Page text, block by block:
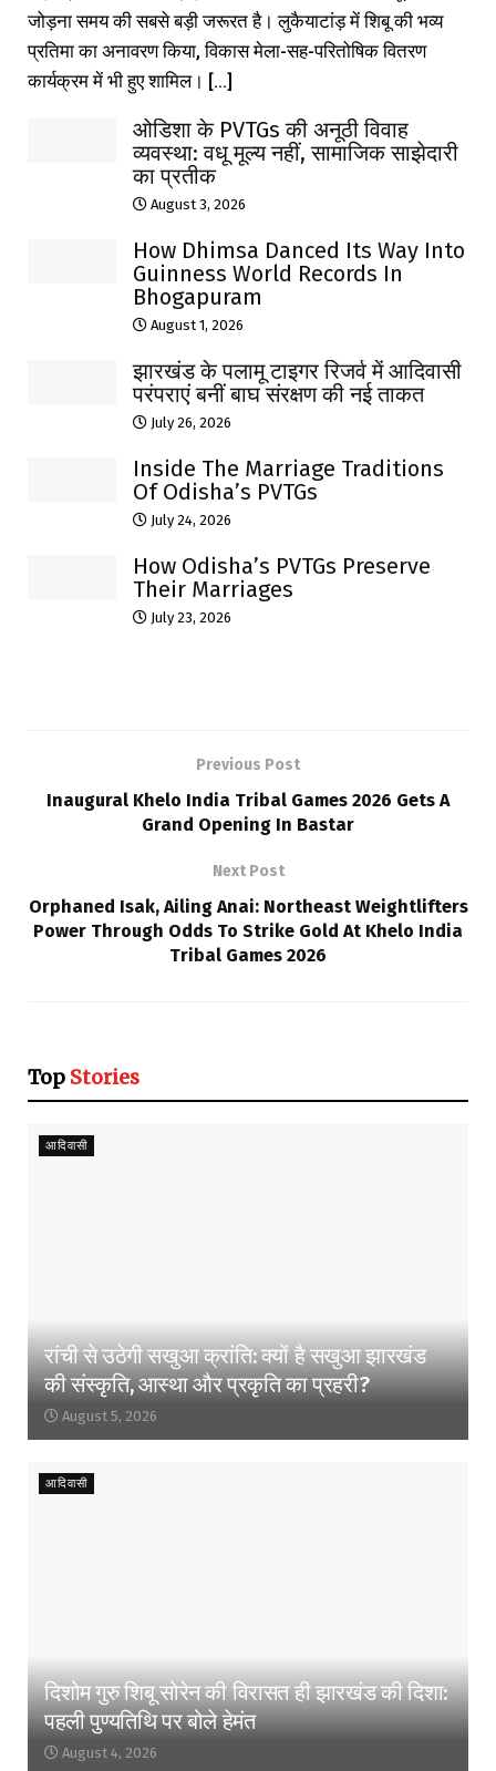
जोड़ना समय की सबसे बड़ी जरूरत है। लुकैयाटांड़ में शिबू की भव्य
प्रतिमा का अनावरण किया, विकास मेला-सह-परितोषिक वितरण
कार्यक्रम में भी हुए शामिल। [...]
ओडिशा के PVTGs की अनूठी विवाह
व्यवस्था: वधू मूल्य नहीं, सामाजिक साझेदारी
का प्रतीक
August 3, 2026
How Dhimsa Danced Its Way Into
Guinness World Records In
Bhogapuram
August 1, 2026
झारखंड के पलामू टाइगर रिजर्व में आदिवासी
परंपराएं बनीं बाघ संरक्षण की नई ताकत
July 26, 2026
Inside The Marriage Traditions
Of Odisha’s PVTGs
July 24, 2026
How Odisha’s PVTGs Preserve
Their Marriages
July 23, 2026
Previous Post
Inaugural Khelo India Tribal Games 2026 Gets A
Grand Opening In Bastar
Next Post
Orphaned Isak, Ailing Anai: Northeast Weightlifters
Power Through Odds To Strike Gold At Khelo India
Tribal Games 2026
Top Stories
आदिवासी
रांची से उठेगी सखुआ क्रांति: क्यों है सखुआ झारखंड
की संस्कृति, आस्था और प्रकृति का प्रहरी?
August 5, 2026
आदिवासी
दिशोम गुरु शिबू सोरेन की विरासत ही झारखंड की दिशा:
पहली पुण्यतिथि पर बोले हेमंत
August 4, 2026